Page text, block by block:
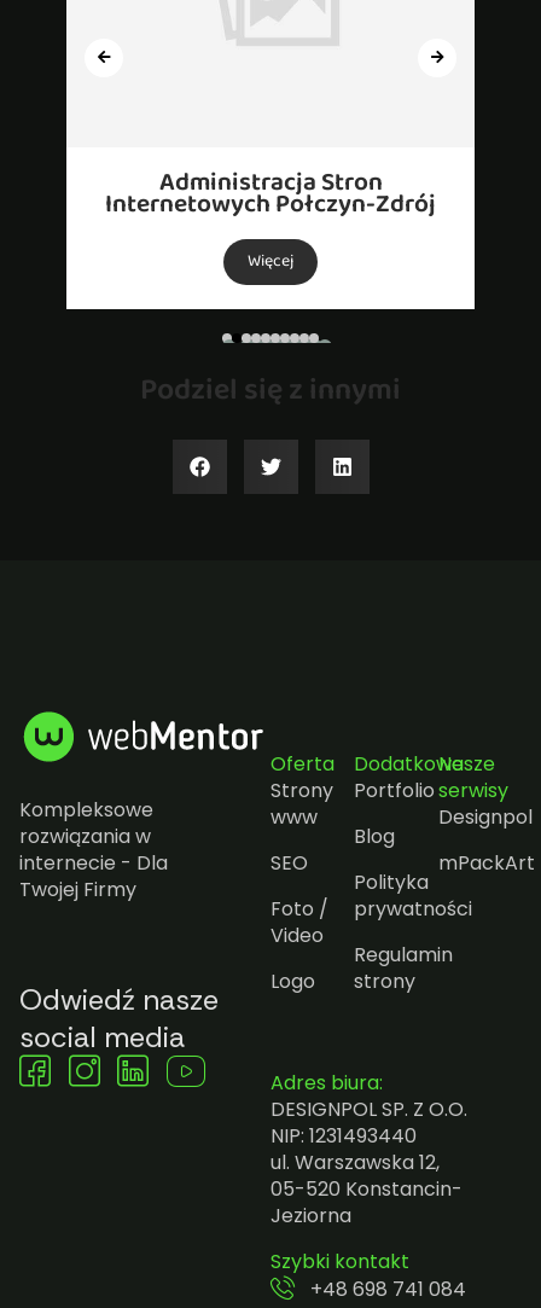
Administracja Stron
Internetowych Połczyn-Zdrój
Więcej
Podziel się z innymi
Kompleksowe
rozwiązania w
internecie - Dla
Twojej Firmy
Odwiedź nasze
social media
Oferta
Strony
www
SEO
Foto /
Video
Logo
Dodatkowe
Portfolio
Blog
Polityka
prywatności
Regulamin
strony
Nasze
serwisy
Designpol
mPackArt
Adres biura:
DESIGNPOL SP. Z O.O.
NIP: 1231493440
ul. Warszawska 12,
05-520 Konstancin-
Jeziorna
Szybki kontakt
+48 698 741 084